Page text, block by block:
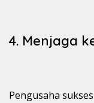
4. Menjaga
Pengusaha